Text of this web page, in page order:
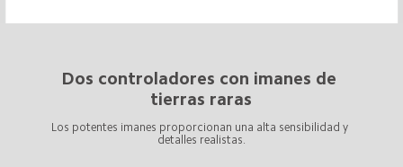
Dos controladores con imanes de
tierras raras
Los potentes imanes proporcionan una alta sensibilidad y